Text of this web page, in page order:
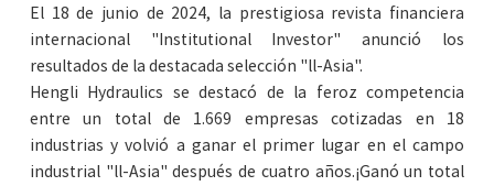
El 18 de junio de 2024, la prestigiosa revista financiera
internacional "Institutional Investor" anunció los
resultados de la destacada selección "ll-Asia".
Hengli Hydraulics se destacó de la feroz competencia
entre un total de 1.669 empresas cotizadas en 18
industrias y volvió a ganar el primer lugar en el campo
industrial "ll-Asia" después de cuatro años.¡Ganó un total